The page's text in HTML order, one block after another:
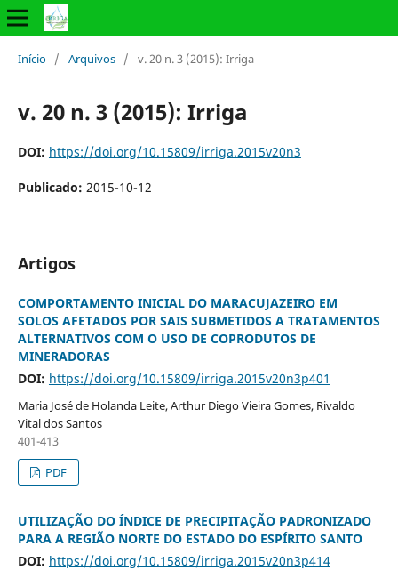
Início / Arquivos / v. 20 n. 3 (2015): Irriga
v. 20 n. 3 (2015): Irriga
DOI: https://doi.org/10.15809/irriga.2015v20n3
Publicado: 2015-10-12
Artigos
COMPORTAMENTO INICIAL DO MARACUJAZEIRO EM
SOLOS AFETADOS POR SAIS SUBMETIDOS A TRATAMENTOS
ALTERNATIVOS COM O USO DE COPRODUTOS DE
MINERADORAS
DOI: https://doi.org/10.15809/irriga.2015v20n3p401
Maria José de Holanda Leite, Arthur Diego Vieira Gomes, Rivaldo
Vital dos Santos
401-413
PDF
UTILIZAÇÃO DO ÍNDICE DE PRECIPITAÇÃO PADRONIZADO
PARA A REGIÃO NORTE DO ESTADO DO ESPÍRITO SANTO
DOI: https://doi.org/10.15809/irriga.2015v20n3p414